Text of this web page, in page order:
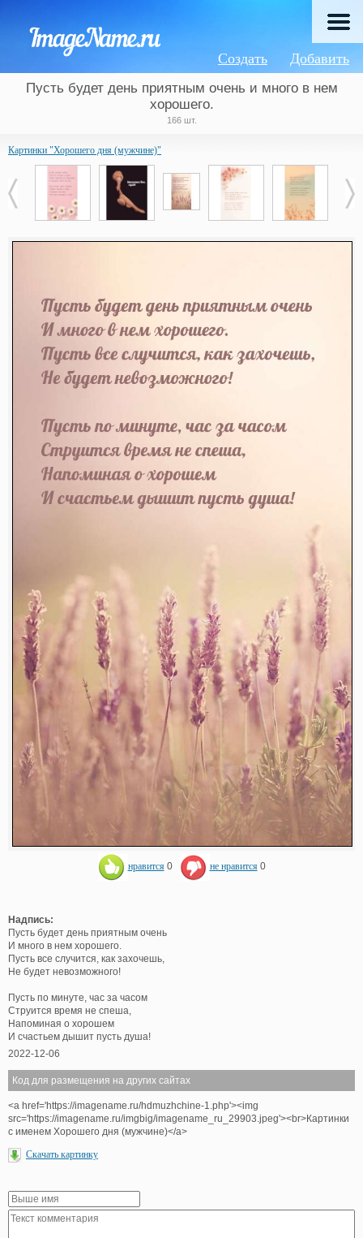
Добавить
Создать
Пусть будет день приятным очень и много в нем
хорошего.
166 шт.
Картинки "Хорошего дня (мужчине)"
нравится 0 не нравится 0
Надпись:
Пусть будет день приятным очень
И много в нем хорошего.
Пусть все случится, как захочешь,
Не будет невозможного!
Пусть по минуте, час за часом
Струится время не спеша,
Напоминая о хорошем
И счастьем дышит пусть душа!
2022-12-06
Код для размещения на других сайтах
<a href='https://imagename.ru/hdmuzhchine-1.php'><img
src='https://imagename.ru/imgbig/imagename_ru_29903.jpeg'><br>Картинки
с именем Хорошего дня (мужчине)</a>
Скачать картинку